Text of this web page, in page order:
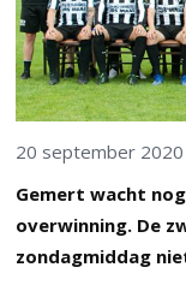
20 september 2020
Gemert wacht
overwinning. De
zondagmiddag